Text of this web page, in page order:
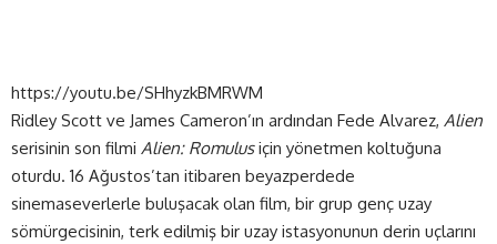
https://youtu.be/SHhyzkBMRWM
Ridley Scott ve James Cameron’ın ardından Fede Alvarez, Alien
serisinin son filmi Alien: Romulusiçin yönetmen koltuğuna
oturdu. 16 Ağustos’tan itibaren beyazperdede
sinemaseverlerle buluşacak olan film, bir grup genç uzay
sömürgecisinin, terk edilmiş bir uzay istasyonunun derin uçlarını